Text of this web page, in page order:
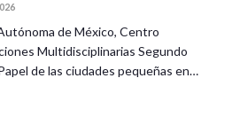
de México, Centro
Multidisciplinarias Segundo
de las ciudades pequeñas en…